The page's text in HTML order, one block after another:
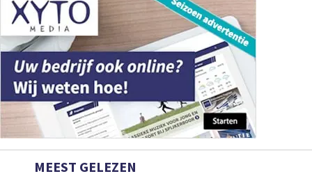
MEEST GELEZEN